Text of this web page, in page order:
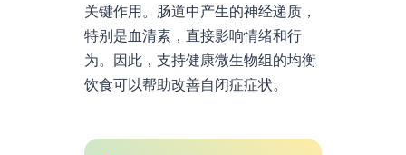
关键作用。肠道中产生的神经递质，
特别是血清素，直接影响情绪和行
为。因此，支持健康微生物组的均衡
饮食可以帮助改善自闭症症状。